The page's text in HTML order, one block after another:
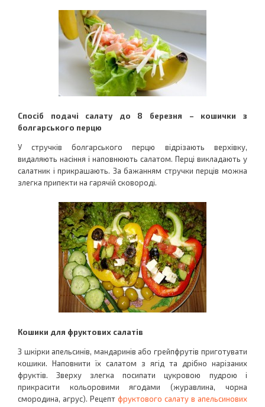
Спосіб подачі салату до 8 березня – кошички з
болгарського перцю
У стручків болгарського перцю відрізають верхівку,
видаляють насіння і наповнюють салатом. Перці викладають у
салатник і прикрашають. За бажанням стручки перців можна
злегка припекти на гарячій сковороді.
Кошики для фруктових салатів
З шкірки апельсинів, мандаринів або грейпфрутів приготувати
кошики. Наповнити їх салатом з ягід та дрібно нарізаних
фруктів. Зверху злегка посипати цукровою пудрою і
прикрасити кольоровими ягодами (журавлина, чорна
смородина, агрус). Рецепт фруктового салату в апельсинових